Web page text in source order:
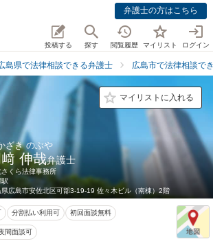
弁護士の方はこちら
投稿する 探す 閲覧履歴 マイリスト ログイン
島県で法律相談できる弁護士 広島市で法律相談で
マイリストに入れる
ざき のぶや
伸哉弁護士
さくら法律事務所
県広島市安佐北区可部3-19-19 佐々木ビル（南棟）2階
分割払い利用可 初回面談無料
間面談可